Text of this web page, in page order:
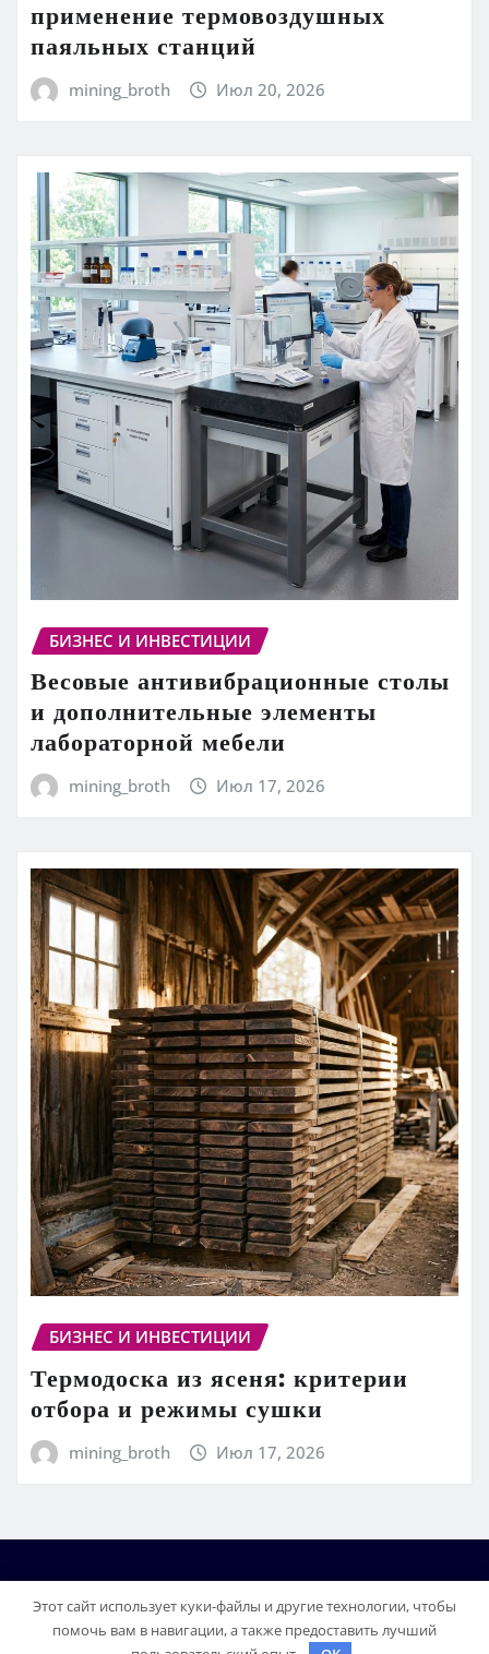
применение термовоздушных
паяльных станций
mining_broth Июл 20, 2026
БИЗНЕС И ИНВЕСТИЦИИ
Весовые антивибрационные столы
и дополнительные элементы
лабораторной мебели
mining_broth Июл 17, 2026
БИЗНЕС И ИНВЕСТИЦИИ
Термодоска из ясеня: критерии
отбора и режимы сушки
mining_broth Июл 17, 2026
Этот сайт использует куки-файлы и другие технологии, чтобы
помочь вам в навигации, а также предоставить лучший